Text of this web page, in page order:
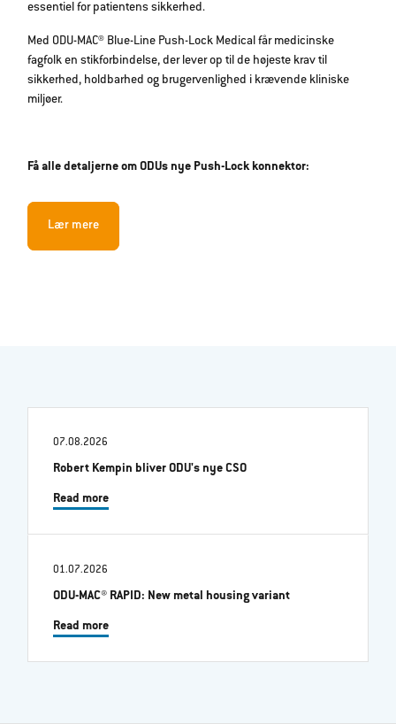
essentiel for patientens sikkerhed.
Med ODU-MAC® Blue-Line Push-Lock Medical får medicinske
fagfolk en stikforbindelse, der lever op til de højeste krav til
sikkerhed, holdbarhed og brugervenlighed i krævende kliniske
miljøer.
Få alle detaljerne om ODUs nye Push-Lock konnektor:
Lær mere
07.08.2026
Robert Kempin bliver ODU's nye CSO
Read more
01.07.2026
ODU-MAC® RAPID: New metal housing variant
Read more